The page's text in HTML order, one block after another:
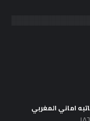
اماني المغربي